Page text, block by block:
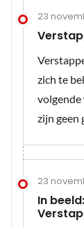
23
zich te
volgende
zijn geen
23
In